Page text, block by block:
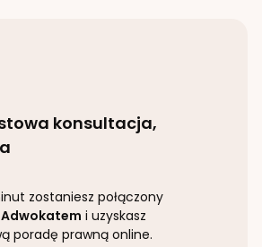
konsultacja,
zostaniesz połączony
Adwokatem i uzyskasz
poradę prawną online.